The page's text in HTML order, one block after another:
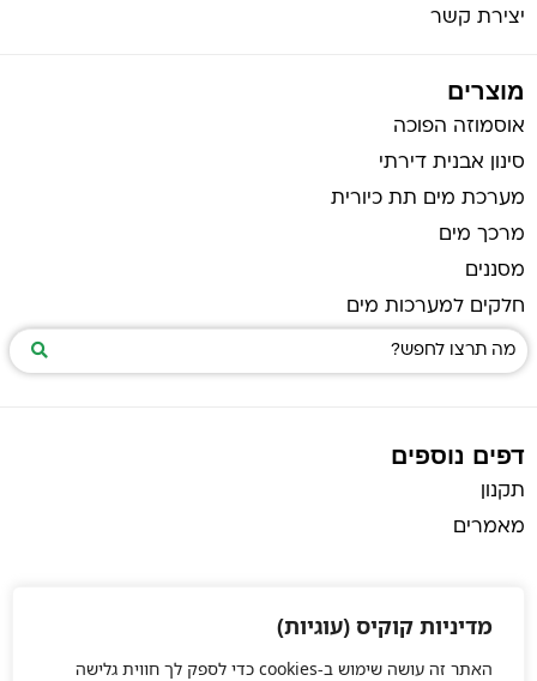
מדיניות קוקיס (עוגיות)
האתר זה עושה שימוש ב-cookies כדי לספק לך חווית גלישה
יצירת קשר
מוצרים
אוסמוזה הפוכה
סינון אבנית דירתי
מערכת מים תת כיורית
מרכך מים
מסננים
חלקים למערכות מים
דפים נוספים
תקנון
מאמרים